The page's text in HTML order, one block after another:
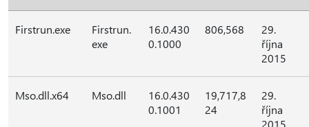
Firstrun.exe
Firstrun.
exe
16.0.430
0.1000
806,568
29.
října
2015
Mso.dll.x64 Mso.dll
16.0.430
0.1001
19,717,8
24
29.
října
2015